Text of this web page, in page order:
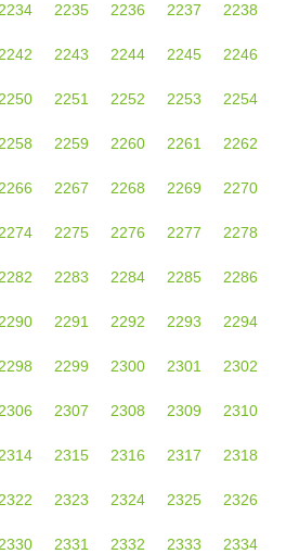
2234 2235 2236 2237 2238
2242 2243 2244 2245 2246
2250 2251 2252 2253 2254
2258 2259 2260 2261 2262
2266 2267 2268 2269 2270
2274 2275 2276 2277 2278
2282 2283 2284 2285 2286
2290 2291 2292 2293 2294
2298 2299 2300 2301 2302
2306 2307 2308 2309 2310
2314 2315 2316 2317 2318
2322 2323 2324 2325 2326
2330 2331 2332 2333 2334